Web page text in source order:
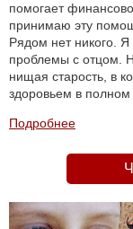
помогает
принимаю эту
Рядом нет никого.
проблемы с отцом.
нищая старость, в
здоровьем в полном
Подробнее